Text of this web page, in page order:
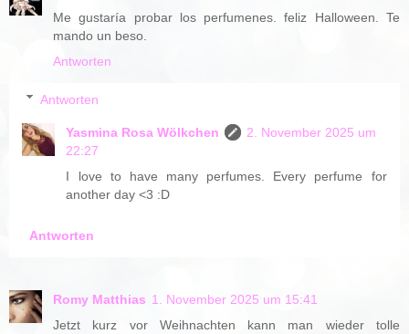
Me gustaría probar los perfumenes. feliz Halloween. Te
mando un beso.
Antworten
Antworten
Yasmina Rosa Wölkchen
2. November 2025 um
22:27
I love to have many perfumes. Every perfume for
another day <3 :D
Antworten
Romy Matthias 1. November 2025 um 15:41
Jetzt kurz vor Weihnachten kann man wieder tolle